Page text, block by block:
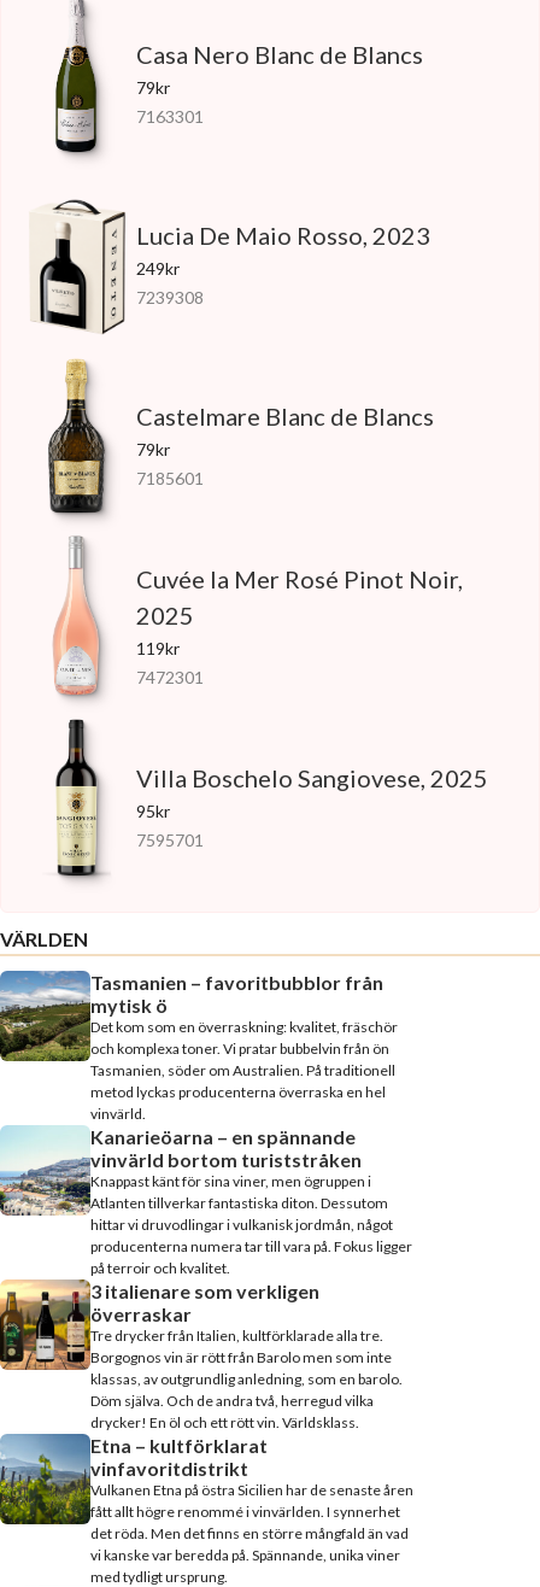
Casa Nero Blanc de Blancs
79kr
7163301
Lucia De Maio Rosso, 2023
249kr
7239308
Castelmare Blanc de Blancs
79kr
7185601
Cuvée la Mer Rosé Pinot Noir,
2025
119kr
7472301
Villa Boschelo Sangiovese, 2025
95kr
7595701
VÄRLDEN
Tasmanien – favoritbubblor från
mytisk ö
Det kom som en överraskning: kvalitet, fräschör
och komplexa toner. Vi pratar bubbelvin från ön
Tasmanien, söder om Australien. På traditionell
metod lyckas producenterna överraska en hel
vinvärld.
Kanarieöarna – en spännande
vinvärld bortom turiststråken
Knappast känt för sina viner, men ögruppen i
Atlanten tillverkar fantastiska diton. Dessutom
hittar vi druvodlingar i vulkanisk jordmån, något
producenterna numera tar till vara på. Fokus ligger
på terroir och kvalitet.
3 italienare som verkligen
överraskar
Tre drycker från Italien, kultförklarade alla tre.
Borgognos vin är rött från Barolo men som inte
klassas, av outgrundlig anledning, som en barolo.
Döm själva. Och de andra två, herregud vilka
drycker! En öl och ett rött vin. Världsklass.
Etna – kultförklarat
vinfavoritdistrikt
Vulkanen Etna på östra Sicilien har de senaste åren
fått allt högre renommé i vinvärlden. I synnerhet
det röda. Men det finns en större mångfald än vad
vi kanske var beredda på. Spännande, unika viner
med tydligt ursprung.